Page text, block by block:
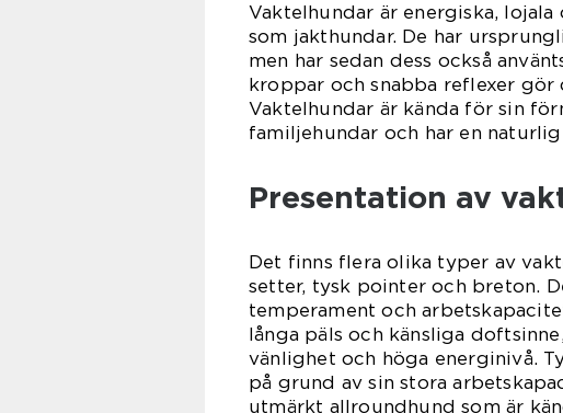
Vaktelhundar är energiska,
som jakthundar. De har
men har sedan dess också
kroppar och snabba reflexer
Vaktelhundar är kända för sin
familjehundar och har en
Presentation av
Det finns flera olika typer av
setter, tysk pointer och breton.
temperament och
långa päls och känsliga
vänlighet och höga energinivå.
på grund av sin stora
utmärkt allroundhund som är